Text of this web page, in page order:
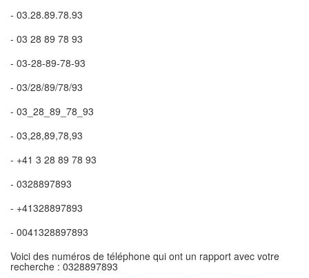
- 03.28.89.78.93
- 03 28 89 78 93
- 03-28-89-78-93
- 03/28/89/78/93
- 03_28_89_78_93
- 03,28,89,78,93
- +41 3 28 89 78 93
- 0328897893
- +41328897893
- 0041328897893
Voici des numéros de téléphone qui ont un rapport avec votre
recherche : 0328897893